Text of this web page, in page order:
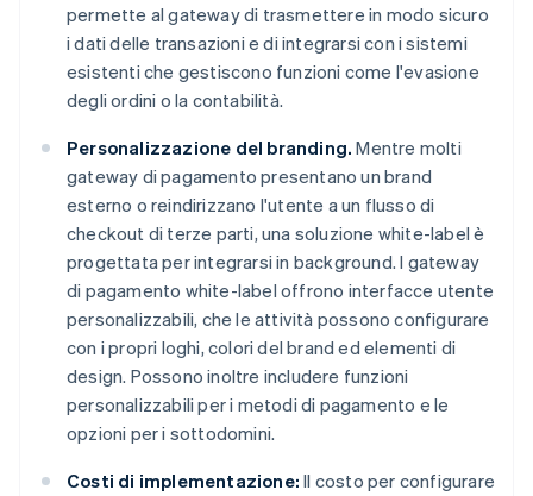
permette al gateway di trasmettere in modo sicuro
i dati delle transazioni e di integrarsi con i sistemi
esistenti che gestiscono funzioni come l'evasione
degli ordini o la contabilità.
Personalizzazione del branding. Mentre molti
gateway di pagamento presentano un brand
esterno o reindirizzano l'utente a un flusso di
checkout di terze parti, una soluzione white-label è
progettata per integrarsi in background. I gateway
di pagamento white-label offrono interfacce utente
personalizzabili, che le attività possono configurare
con i propri loghi, colori del brand ed elementi di
design. Possono inoltre includere funzioni
personalizzabili per i metodi di pagamento e le
opzioni per i sottodomini.
Costi di implementazione: Il costo per configurare